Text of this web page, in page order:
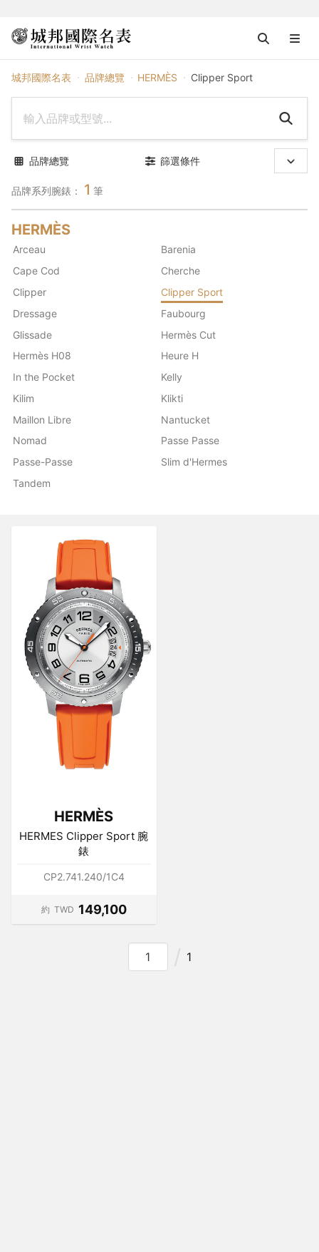
城邦國際名表 品牌總覽 HERMÈS Clipper Sport
品牌系列腕錶： 1 筆
品牌總覽 篩選條件
HERMÈS
Arceau
Barenia
Cape Cod
Cherche
Clipper
Clipper Sport
Dressage
Faubourg
Glissade
Hermès Cut
Hermès H08
Heure H
In the Pocket
Kelly
Kilim
Klikti
Maillon Libre
Nantucket
Nomad
Passe Passe
Passe-Passe
Slim d'Hermes
Tandem
HERMÈS
HERMES Clipper Sport 腕
錶
CP2.741.240/1C4
約 TWD 149,100
1